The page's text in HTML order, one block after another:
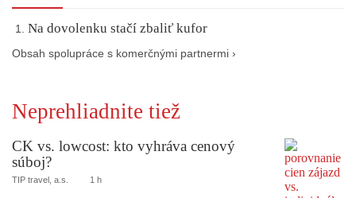
Na dovolenku stačí zbaliť kufor
Obsah spolupráce s komerčnými partnermi ›
Neprehliadnite tiež
CK vs. lowcost: kto vyhráva cenový
súboj?
TIP travel, a.s. 1 h